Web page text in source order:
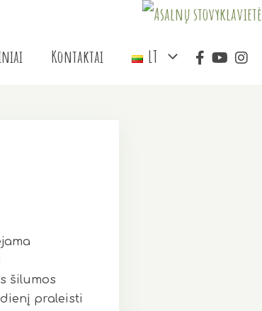
Kontaktai LT
šilumos
praleisti